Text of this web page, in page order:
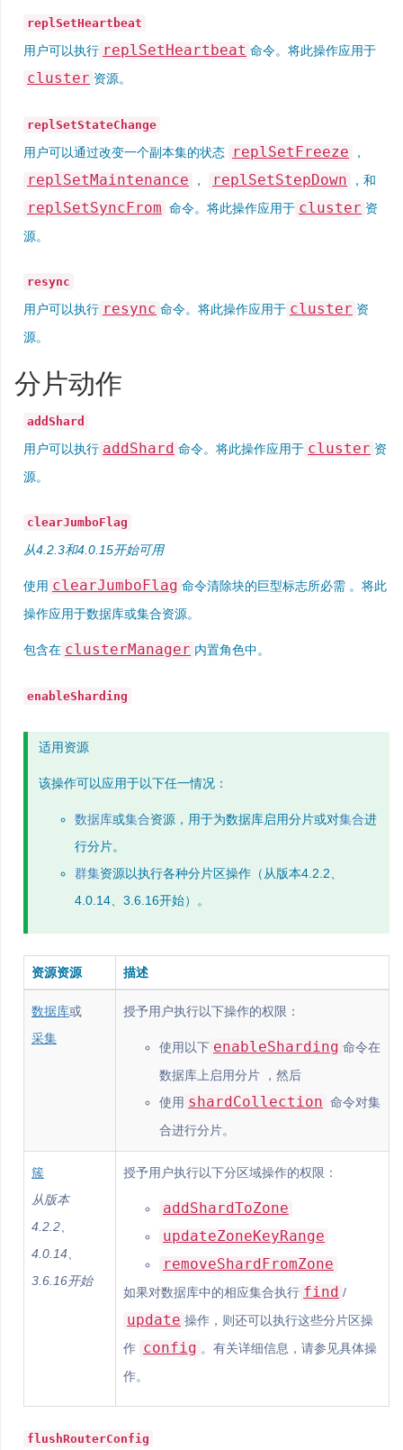
replSetHeartbeat
用户可以执行 replSetHeartbeat 命令。将此操作应用于
cluster 资源。
replSetStateChange
用户可以通过改变一个副本集的状态 replSetFreeze ，
replSetMaintenance ， replSetStepDown ，和
replSetSyncFrom 命令。将此操作应用于 cluster 资
源。
resync
用户可以执行 resync 命令。将此操作应用于 cluster 资
源。
分片动作
addShard
用户可以执行 addShard 命令。将此操作应用于 cluster 资
源。
clearJumboFlag
从4.2.3和4.0.15开始可用
使用 clearJumboFlag 命令清除块的巨型标志所必需 。将此
操作应用于数据库或集合资源。
包含在 clusterManager 内置角色中。
enableSharding
适用资源
该操作可以应用于以下任一情况：
数据库或集合资源，用于为数据库启用分片或对集合进
行分片。
群集资源以执行各种分片区操作（从版本4.2.2、
4.0.14、3.6.16开始）。
资源资源 描述
数据库或
采集
授予用户执行以下操作的权限：
使用以下 enableSharding 命令在
数据库上启用分片 ，然后
使用 shardCollection 命令对集
合进行分片。
簇
从版本
4.2.2、
4.0.14、
3.6.16开始
授予用户执行以下分区域操作的权限：
addShardToZone
updateZoneKeyRange
removeShardFromZone
如果对数据库中的相应集合执行 find /
update 操作，则还可以执行这些分片区操
作 config 。有关详细信息，请参见具体操
作。
flushRouterConfig